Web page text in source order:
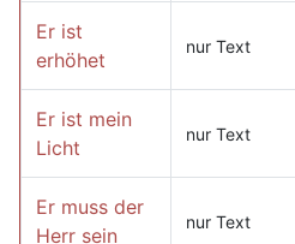
Er ist
erhöhet
nur Text
Er ist mein
Licht
nur Text
Er muss der
Herr sein
nur Text